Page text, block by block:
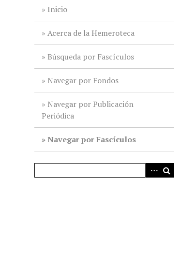
Inicio
Acerca de la Hemeroteca
Búsqueda por Fascículos
Navegar por Fondos
Navegar por Publicación
Periódica
Navegar por Fascículos